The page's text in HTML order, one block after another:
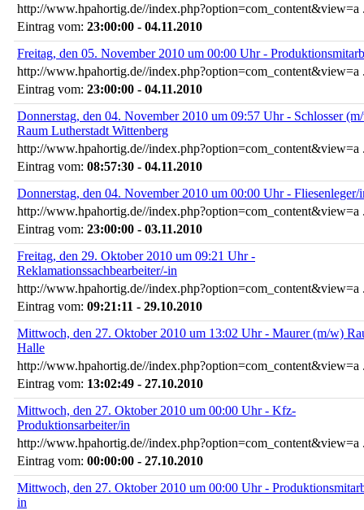
http://www.hpahortig.de//index.php?option=com_content&view=a
Eintrag vom: 23:00:00 - 04.11.2010
Freitag, den 05. November 2010 um 00:00 Uhr -
http://www.hpahortig.de//index.php?option=com_content&view=a
Eintrag vom: 23:00:00 - 04.11.2010
Donnerstag, den 04. November 2010 um 09:57 Uhr - Schlosser
Raum Lutherstadt Wittenberg
http://www.hpahortig.de//index.php?option=com_content&view=a
Eintrag vom: 08:57:30 - 04.11.2010
Donnerstag, den 04. November 2010 um 00:00 Uhr - Fliesenleger/
http://www.hpahortig.de//index.php?option=com_content&view=a
Eintrag vom: 23:00:00 - 03.11.2010
Freitag, den 29. Oktober 2010 um 09:21 Uhr -
Reklamationssachbearbeiter/-in
http://www.hpahortig.de//index.php?option=com_content&view=a
Eintrag vom: 09:21:11 - 29.10.2010
Mittwoch, den 27. Oktober 2010 um 13:02 Uhr - Maurer (m/w)
Halle
http://www.hpahortig.de//index.php?option=com_content&view=a
Eintrag vom: 13:02:49 - 27.10.2010
Mittwoch, den 27. Oktober 2010 um 00:00 Uhr - Kfz-
Produktionsarbeiter/in
http://www.hpahortig.de//index.php?option=com_content&view=a
Eintrag vom: 00:00:00 - 27.10.2010
Mittwoch, den 27. Oktober 2010 um 00:00 Uhr -
in